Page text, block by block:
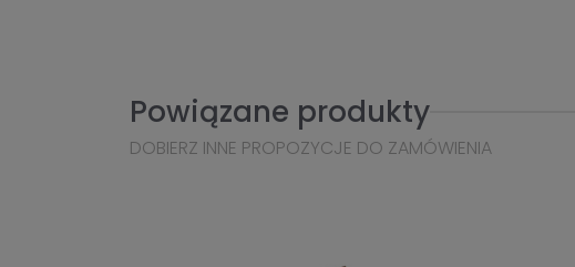
Powiązane produkty
DOBIERZ INNE PROPOZYCJE DO ZAMÓWIENIA